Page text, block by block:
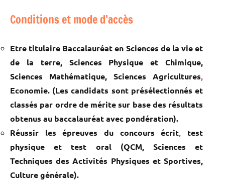
Conditions et mode d’accès
Etre titulaire Baccalauréat en Sciences de la vie et
de la terre, Sciences Physique et Chimique,
Sciences Mathématique, Sciences Agricultures,
Economie. (Les candidats sont présélectionnés et
classés par ordre de mérite sur base des résultats
obtenus au baccalauréat avec pondération).
Réussir les épreuves du concours écrit, test
physique et test oral (QCM, Sciences et
Techniques des Activités Physiques et Sportives,
Culture générale).